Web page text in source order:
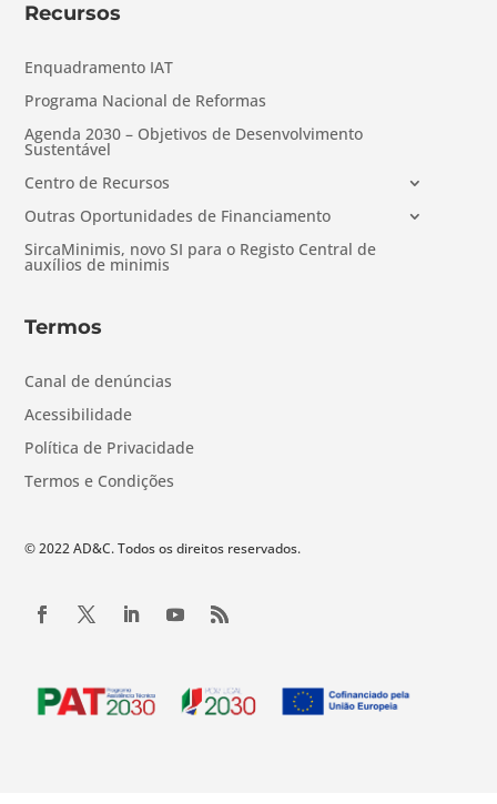
Recursos
Enquadramento IAT
Programa Nacional de Reformas
Agenda 2030 – Objetivos de Desenvolvimento
Sustentável
Centro de Recursos
Outras Oportunidades de Financiamento
SircaMinimis, novo SI para o Registo Central de
auxílios de minimis
Termos
Canal de denúncias
Acessibilidade
Política de Privacidade
Termos e Condições
© 2022 AD&C. Todos os direitos reservados.